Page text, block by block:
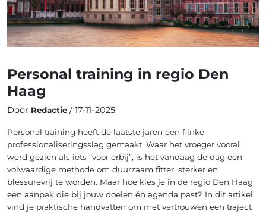
Personal training in regio Den
Haag
Door Redactie / 17-11-2025
Personal training heeft de laatste jaren een flinke
professionaliseringsslag gemaakt. Waar het vroeger vooral
werd gezien als iets “voor erbij”, is het vandaag de dag een
volwaardige methode om duurzaam fitter, sterker en
blessurevrij te worden. Maar hoe kies je in de regio Den Haag
een aanpak die bij jouw doelen én agenda past? In dit artikel
vind je praktische handvatten om met vertrouwen een traject